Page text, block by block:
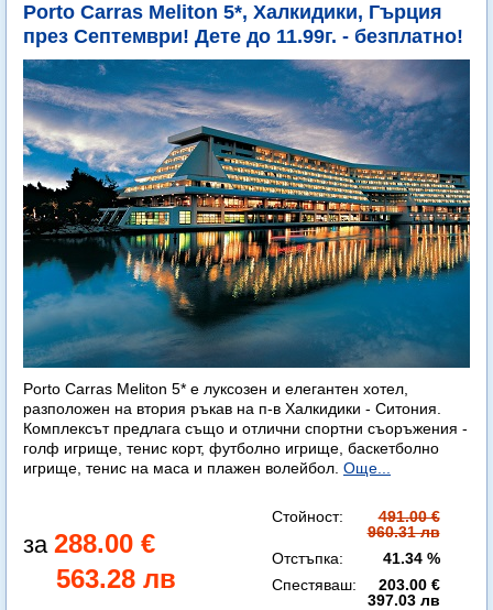
Porto Carras Meliton 5*, Халкидики, Гърция
през Септември! Дете до 11.99г. - безплатно!
Porto Carras Meliton 5* е луксозен и елегантен хотел,
разположен на втория ръкав на п-в Халкидики - Ситония.
Комплексът предлага също и отлични спортни съоръжения -
голф игрище, тенис корт, футболно игрище, баскетболно
игрище, тенис на маса и плажен волейбол. Още...
288.00 €
563.28 лв
Стойност:
491.00 €
960.31 лв
Отстъпка:
41.34 %
Спестяваш:
203.00 €
397.03 лв